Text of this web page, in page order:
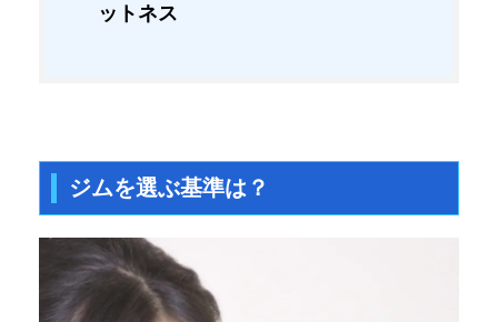
ットネス
ジムを選ぶ基準は？